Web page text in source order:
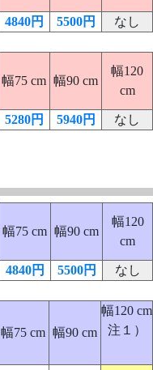
4840円 5500円 なし
幅75 cm 幅90 cm
幅120
cm
5280円 5940円 なし
幅75 cm 幅90 cm
幅120
cm
4840円 5500円 なし
幅75 cm 幅90 cm
幅120 cm
注１）